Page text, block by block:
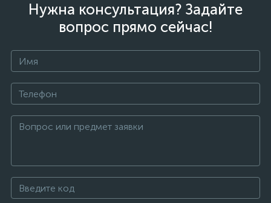
Нужна консультация? Задайте
вопрос прямо сейчас!